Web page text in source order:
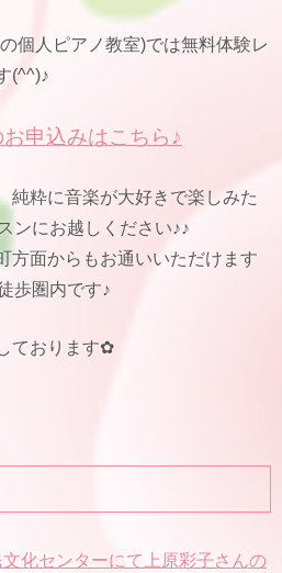
個人ピアノ教室)では無料体験レ
(^^)♪
申込みはこちら♪
純粋に音楽が大好きで楽しみた
ンにお越しください♪♪
方面からもお通いいただけます
歩圏内です♪
ております✿
化センターにて上原彩子さんの